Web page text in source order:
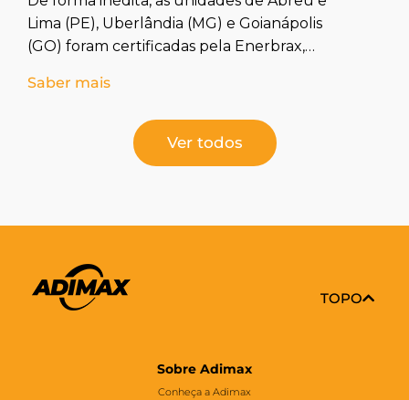
Lima (PE), Uberlândia (MG) e Goianápolis
(GO) foram certificadas pela Enerbrax,
Saber mais
Ver todos
TOPO
Sobre Adimax
Conheça a Adimax